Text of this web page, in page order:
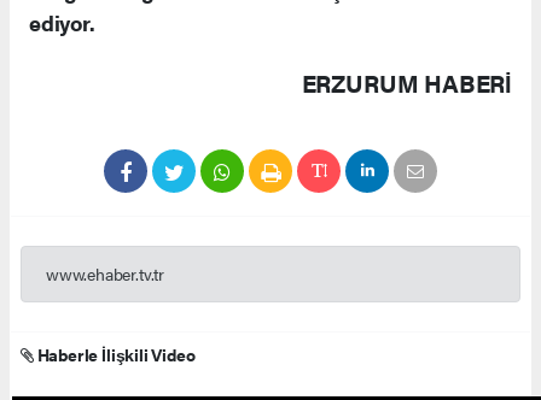
ediyor.
ERZURUM HABERİ
www.ehaber.tv.tr
Haberle İlişkili Video